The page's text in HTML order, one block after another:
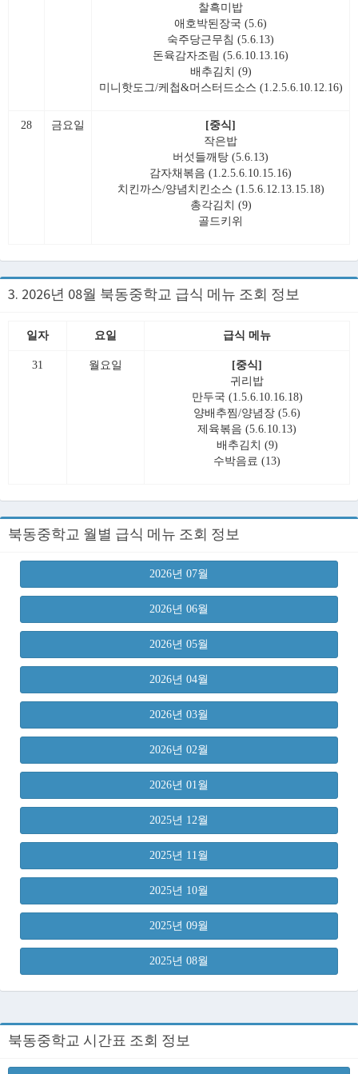
찰흑미밥
애호박된장국 (5.6)
숙주당근무침 (5.6.13)
돈육감자조림 (5.6.10.13.16)
배추김치 (9)
미니핫도그/케첩&머스터드소스 (1.2.5.6.10.12.16)
28 금요일
[중식]
작은밥
버섯들깨탕 (5.6.13)
감자채볶음 (1.2.5.6.10.15.16)
치킨까스/양념치킨소스 (1.5.6.12.13.15.18)
총각김치 (9)
골드키위
3. 2026년 08월 북동중학교 급식 메뉴 조회 정보
일자 요일 급식 메뉴
31 월요일
[중식]
귀리밥
만두국 (1.5.6.10.16.18)
양배추찜/양념장 (5.6)
제육볶음 (5.6.10.13)
배추김치 (9)
수박음료 (13)
북동중학교 월별 급식 메뉴 조회 정보
2026년 07월
2026년 06월
2026년 05월
2026년 04월
2026년 03월
2026년 02월
2026년 01월
2025년 12월
2025년 11월
2025년 10월
2025년 09월
2025년 08월
북동중학교 시간표 조회 정보